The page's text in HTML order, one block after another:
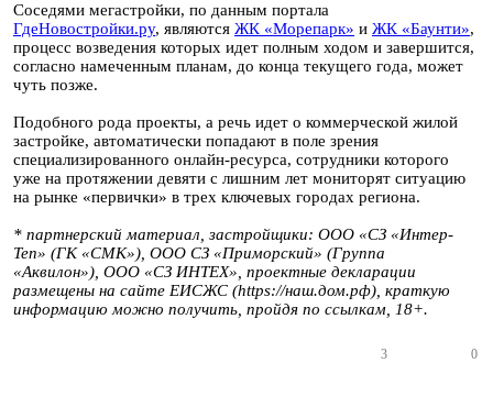
Соседями мегастройки, по данным портала
ГдеНовостройки.ру, являются ЖК «Морепарк» и ЖК «Баунти»,
процесс возведения которых идет полным ходом и завершится,
согласно намеченным планам, до конца текущего года, может
чуть позже.
Подобного рода проекты, а речь идет о коммерческой жилой
застройке, автоматически попадают в поле зрения
специализированного онлайн-ресурса, сотрудники которого
уже на протяжении девяти с лишним лет мониторят ситуацию
на рынке «первички» в трех ключевых городах региона.
* партнерский материал, застройщики: ООО «СЗ «Интер-
Теп» (ГК «СМК»), ООО СЗ «Приморский» (Группа
«Аквилон»), ООО «СЗ ИНТЕХ», проектные декларации
размещены на сайте ЕИСЖС (https://наш.дом.рф), краткую
информацию можно получить, пройдя по ссылкам, 18+.
3 0